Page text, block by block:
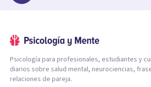
Psicología para profesionales, estudiantes y
diarios sobre salud mental, neurociencias,
relaciones de pareja.